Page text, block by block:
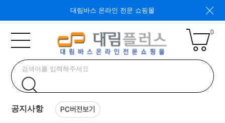
대림바스 온라인 전문 쇼핑몰
0
공지사항